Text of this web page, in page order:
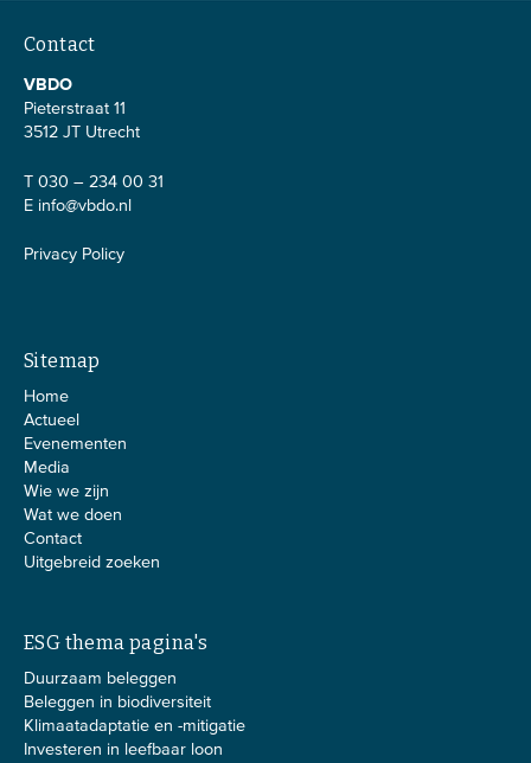
Contact
VBDO
Pieterstraat 11
3512 JT Utrecht
T 030 – 234 00 31
E info@vbdo.nl
Privacy Policy
Sitemap
Home
Actueel
Evenementen
Media
Wie we zijn
Wat we doen
Contact
Uitgebreid zoeken
ESG thema pagina's
Duurzaam beleggen
Beleggen in biodiversiteit
Klimaatadaptatie en -mitigatie
Investeren in leefbaar loon